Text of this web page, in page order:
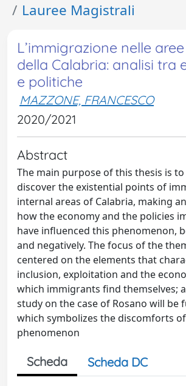
Lauree Magistrali
L’immigrazione nelle
della Calabria: analisi tra
e politiche
MAZZONE, FRANCESCO
2020/2021
Abstract
The main purpose of this thesis is
discover the existential points of
internal areas of Calabria, making
how the economy and the policies
have influenced this phenomenon,
and negatively. The focus of the
centered on the elements that
inclusion, exploitation and the
which immigrants find themselves;
study on the case of Rosano will be
which symbolizes the discomforts
phenomenon
Scheda Scheda DC